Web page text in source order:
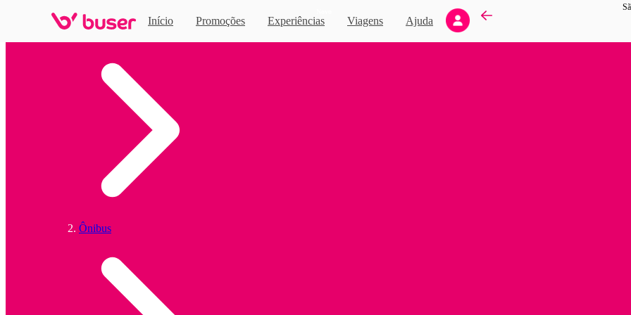
Início Promoções Experiências Viagens Ajuda
Ônibus